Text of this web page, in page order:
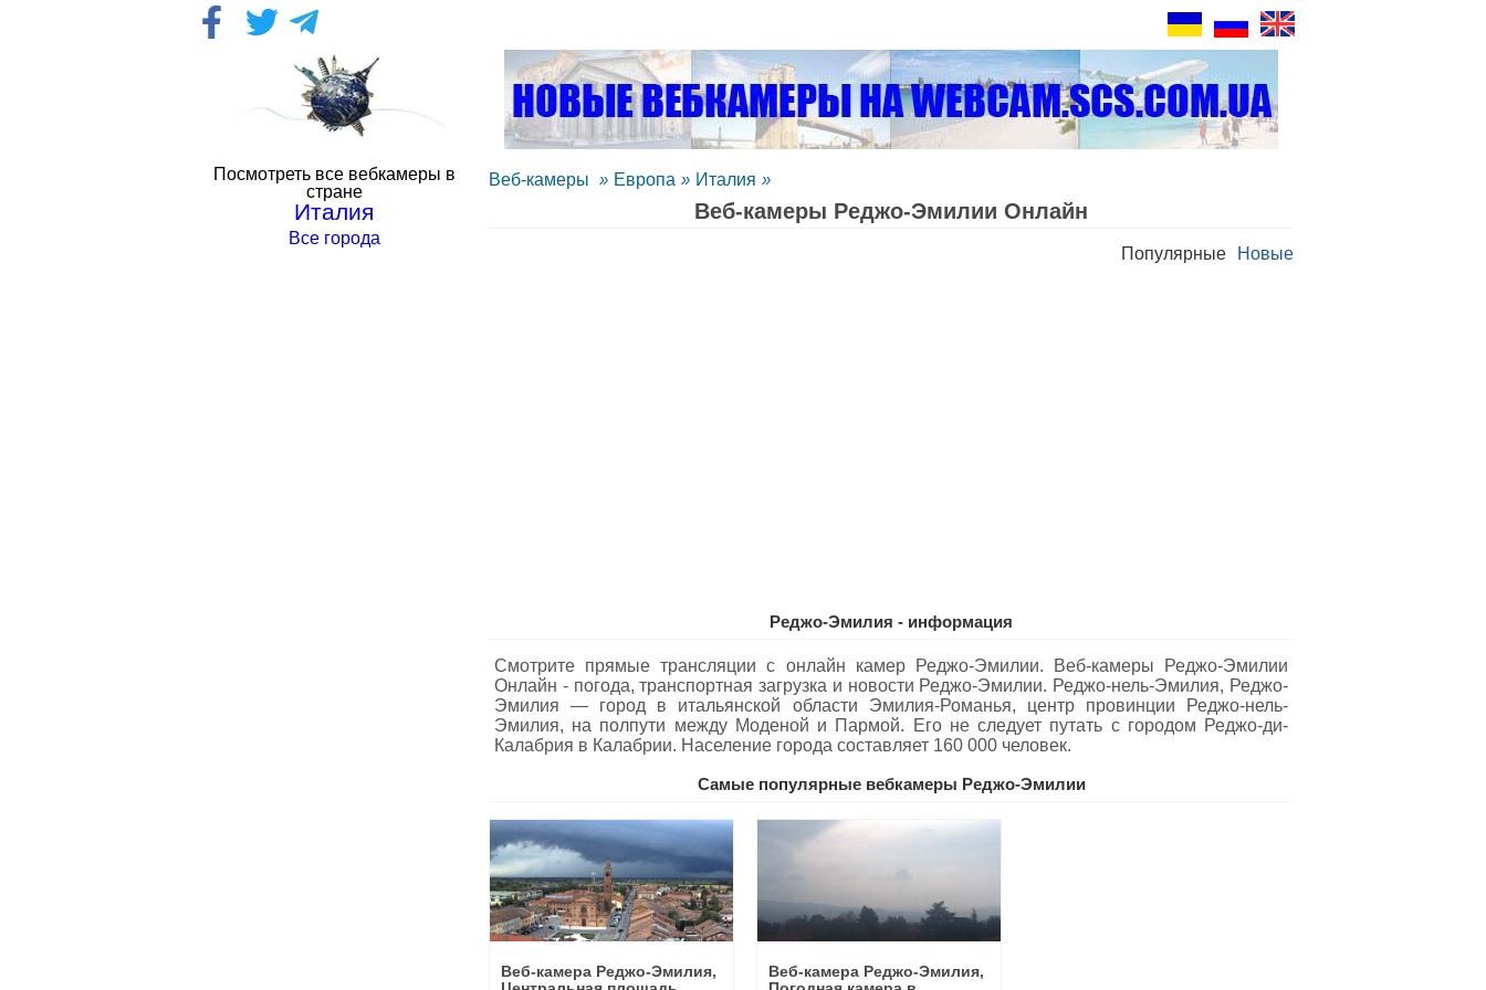
Посмотреть все вебкамеры в
стране
Италия
Все города
Веб-камеры » Европа » Италия »
Веб-камеры Реджо-Эмилии Oнлайн
Новые
Популярные
Реджо-Эмилия - информация
Смотрите прямые трансляции с онлайн камер Реджо-Эмилии. Веб-камеры Реджо-Эмилии
Oнлайн - погода, транспортная загрузка и новости Реджо-Эмилии. Реджо-нель-Эмилия, Реджо-
Эмилия — город в итальянской области Эмилия-Романья, центр провинции Реджо-нель-
Эмилия, на полпути между Моденой и Пармой. Его не следует путать с городом Реджо-ди-
Калабрия в Калабрии. Население города составляет 160 000 человек.
Самые популярные вебкамеры Реджо-Эмилии
Веб-камера Реджо-Эмилия,
Веб-камера Реджо-Эмилия,